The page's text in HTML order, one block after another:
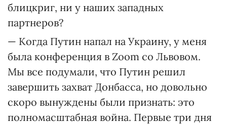
блицкриг, ни у наших западных
партнеров?
— Когда Путин напал на Украину, у меня
была конференция в Zoom со Львовом.
Мы все подумали, что Путин решил
завершить захват Донбасса, но довольно
скоро вынуждены были признать: это
полномасштабная война. Первые три дня